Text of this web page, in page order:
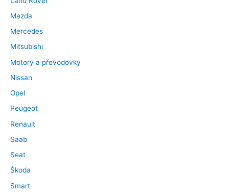
Mazda
Mercedes
Mitsubishi
Motory a převodovky
Nissan
Opel
Peugeot
Renault
Saab
Seat
Škoda
Smart